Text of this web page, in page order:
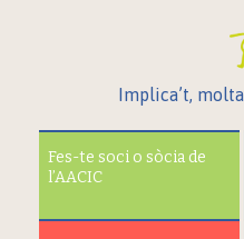
Implica’t,
Fes-te soci o sòcia de
l’AACIC